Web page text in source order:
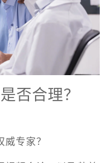
否合理？
专家？